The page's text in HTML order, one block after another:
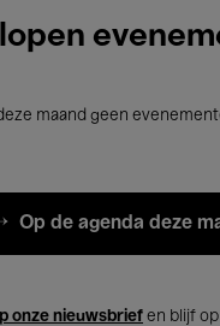
maand geen
Op de agenda deze
onze nieuwsbrief en blijf